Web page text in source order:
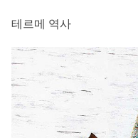
테르메 역사